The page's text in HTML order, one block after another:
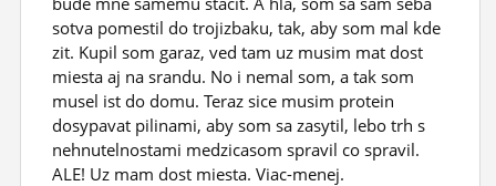
sotva pomestil do trojizbaku, tak, aby som mal kde
zit. Kupil som garaz, ved tam uz musim mat dost
miesta aj na srandu. No i nemal som, a tak som
musel ist do domu. Teraz sice musim protein
dosypavat pilinami, aby som sa zasytil, lebo trh s
nehnutelnostami medzicasom spravil co spravil.
ALE! Uz mam dost miesta. Viac-menej.